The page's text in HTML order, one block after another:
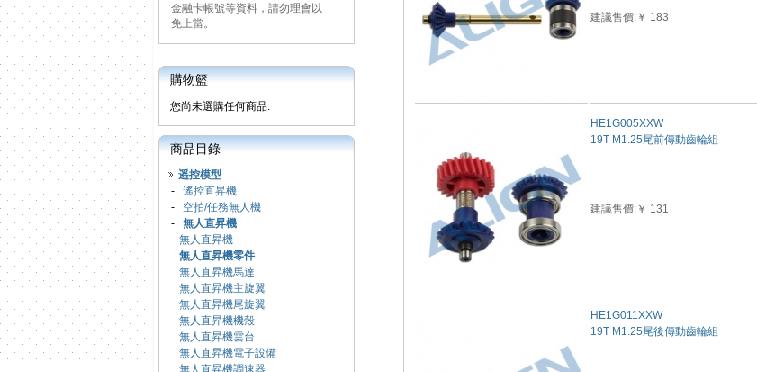
金融卡帳號等資料，請勿理會以
免上當。
購物籃
您尚未選購任何商品.
商品目錄
遥控模型
- 遙控直昇機
- 空拍/任務無人機
- 無人直昇機
無人直昇機
無人直昇機零件
無人直昇機馬達
無人直昇機主旋翼
無人直昇機尾旋翼
無人直昇機機殼
無人直昇機雲台
無人直昇機電子設備
無人直昇機調速器
建議售價:￥ 183
HE1G005XXW
19T M1.25尾前傳動齒輪組
建議售價:￥ 131
HE1G011XXW
19T M1.25尾後傳動齒輪組